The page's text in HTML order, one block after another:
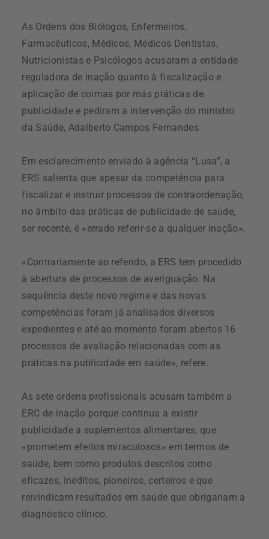
As Ordens dos Biólogos, Enfermeiros,
Farmacêuticos, Médicos, Médicos Dentistas,
Nutricionistas e Psicólogos acusaram a entidade
reguladora de inação quanto à fiscalização e
aplicação de coimas por más práticas de
publicidade e pediram a intervenção do ministro
da Saúde, Adalberto Campos Fernandes.
Em esclarecimento enviado à agência “Lusa”, a
ERS salienta que apesar da competência para
fiscalizar e instruir processos de contraordenação,
no âmbito das práticas de publicidade de saúde,
ser recente, é «errado referir-se a qualquer inação».
«Contrariamente ao referido, a ERS tem procedido
à abertura de processos de averiguação. Na
sequência deste novo regime e das novas
competências foram já analisados diversos
expedientes e até ao momento foram abertos 16
processos de avaliação relacionadas com as
práticas na publicidade em saúde», refere.
As sete ordens profissionais acusam também a
ERC de inação porque continua a existir
publicidade a suplementos alimentares, que
«prometem efeitos miraculosos» em termos de
saúde, bem como produtos descritos como
eficazes, inéditos, pioneiros, certeiros e que
reivindicam resultados em saúde que obrigariam a
diagnóstico clínico.